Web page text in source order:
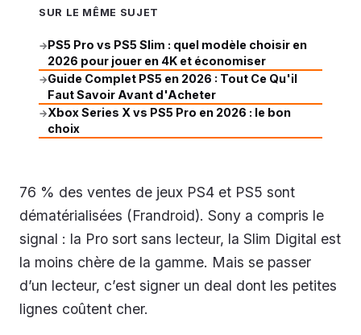
SUR LE MÊME SUJET
→PS5 Pro vs PS5 Slim : quel modèle choisir en
2026 pour jouer en 4K et économiser
→Guide Complet PS5 en 2026 : Tout Ce Qu'il
Faut Savoir Avant d'Acheter
→Xbox Series X vs PS5 Pro en 2026 : le bon
choix
76 % des ventes de jeux PS4 et PS5 sont
dématérialisées (Frandroid). Sony a compris le
signal : la Pro sort sans lecteur, la Slim Digital est
la moins chère de la gamme. Mais se passer
d’un lecteur, c’est signer un deal dont les petites
lignes coûtent cher.